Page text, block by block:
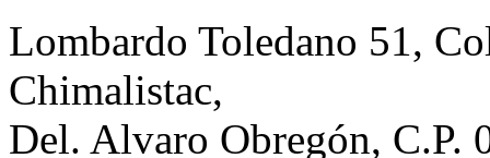
Lombardo Toledano 51,
Chimalistac,
Del. Alvaro Obregón, C.P.